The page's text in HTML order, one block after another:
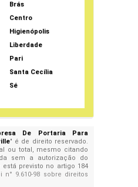
Brás
Centro
Higienópolis
Liberdade
Pari
Santa Cecília
Sé
De Portaria Para
" é de direito reservado.
ou total, mesmo citando
sem a autorização do
previsto no artigo 184
n° 9.610-98 sobre direitos